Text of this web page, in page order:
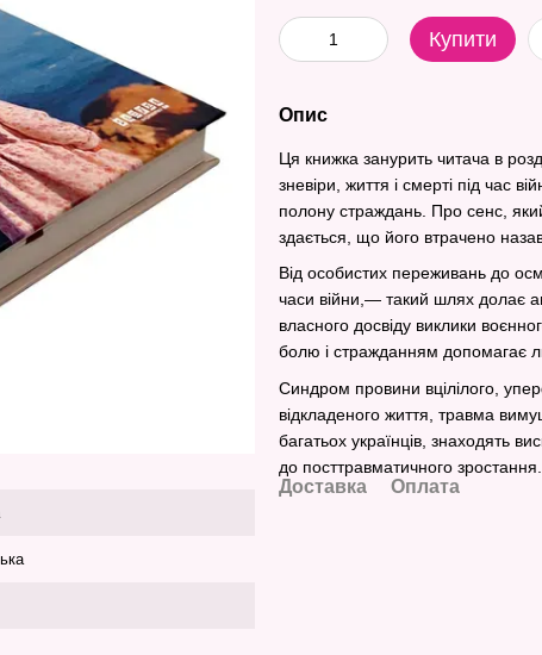
Купити
Опис
Ця книжка занурить читача в
зневіри, життя і смерті під час
полону страждань. Про сенс,
здається, що його втрачено
Від особистих переживань до
часи війни,— такий шлях долає
власного ­досвіду виклики
болю і стражданням допомагає
Синдром провини вцілілого,
відкладеного життя, травма
багатьох українців, знаходять
до посттравматичного зростання.
Доставка Оплата